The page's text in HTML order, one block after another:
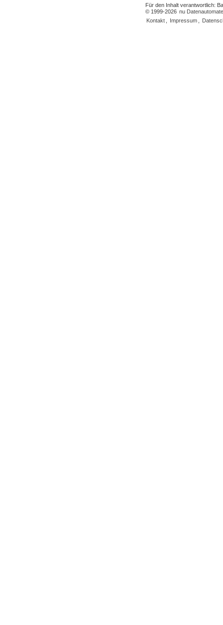
Für den Inhalt verantwortlich:
© 1999-2026 nu
Kontakt
Impressum